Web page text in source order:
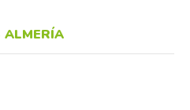
ALMERÍA